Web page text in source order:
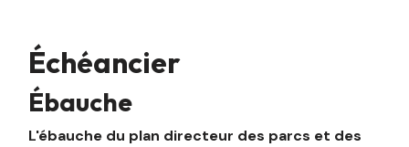
Échéancier
Ébauche
L'ébauche du plan directeur des parcs et des